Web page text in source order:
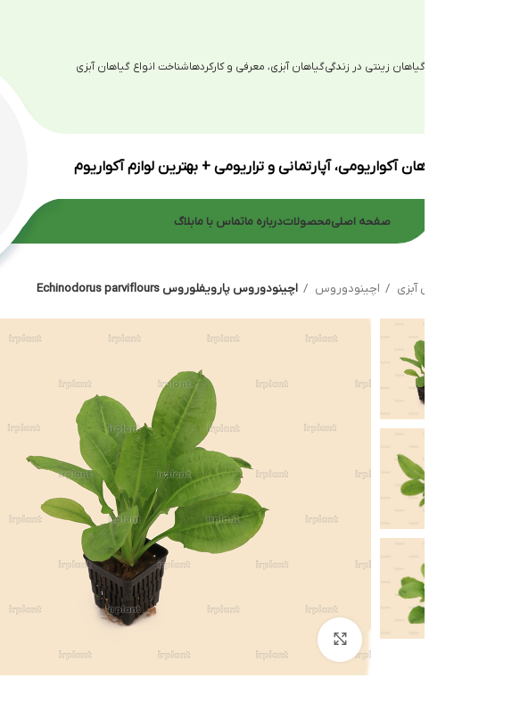
زینتی در زندگیگیاهان آبزی، معرفی و کارکردهاشناخت انواع گیاهان آبزی
آکواریومی، آپارتمانی و تراریومی + بهترین لوازم آکواریوم
محصولاتدرباره ماتماس با مابلاگ
اچینودوروس اچینودوروس پارویفلوروس Echinodorus parviflours
بزرگنمایی تصویر